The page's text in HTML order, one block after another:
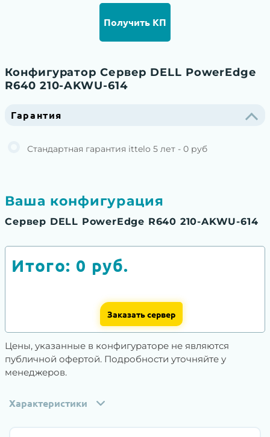
Получить КП
Конфигуратор Сервер DELL PowerEdge
R640 210-AKWU-614
Гарантия
Стандартная гарантия ittelo 5 лет - 0 руб
Ваша конфигурация
Сервер DELL PowerEdge R640 210-AKWU-614
Итого: 0 руб.
Заказать сервер
Цены, указанные в конфигураторе не являются
публичной офертой. Подробности уточняйте у
менеджеров.
Характеристики